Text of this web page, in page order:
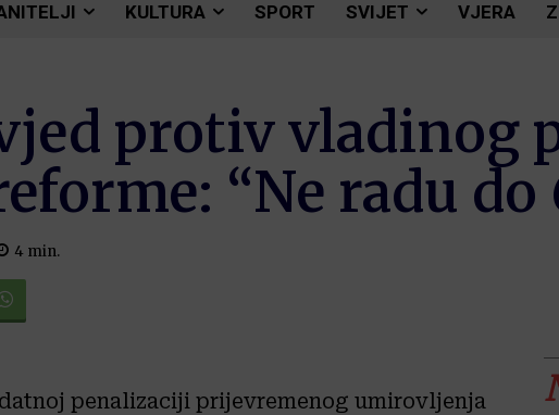
KULTURA SPORT SVIJET VJERA
protiv vladinog
“Ne radu do
4 min.
penalizaciji prijevremenog umirovljenja